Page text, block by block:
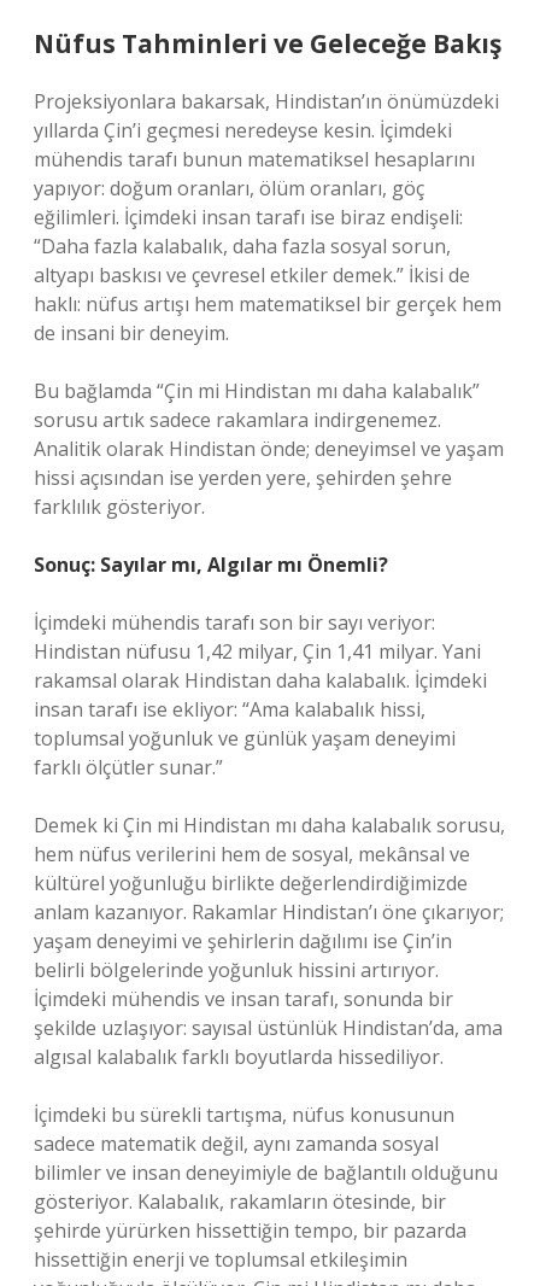
Nüfus Tahminleri ve Geleceğe Bakış
Projeksiyonlara bakarsak, Hindistan’ın önümüzdeki
yıllarda Çin’i geçmesi neredeyse kesin. İçimdeki
mühendis tarafı bunun matematiksel hesaplarını
yapıyor: doğum oranları, ölüm oranları, göç
eğilimleri. İçimdeki insan tarafı ise biraz endişeli:
“Daha fazla kalabalık, daha fazla sosyal sorun,
altyapı baskısı ve çevresel etkiler demek.” İkisi de
haklı: nüfus artışı hem matematiksel bir gerçek hem
de insani bir deneyim.
Bu bağlamda “Çin mi Hindistan mı daha kalabalık”
sorusu artık sadece rakamlara indirgenemez.
Analitik olarak Hindistan önde; deneyimsel ve yaşam
hissi açısından ise yerden yere, şehirden şehre
farklılık gösteriyor.
Sonuç: Sayılar mı, Algılar mı Önemli?
İçimdeki mühendis tarafı son bir sayı veriyor:
Hindistan nüfusu 1,42 milyar, Çin 1,41 milyar. Yani
rakamsal olarak Hindistan daha kalabalık. İçimdeki
insan tarafı ise ekliyor: “Ama kalabalık hissi,
toplumsal yoğunluk ve günlük yaşam deneyimi
farklı ölçütler sunar.”
Demek ki Çin mi Hindistan mı daha kalabalık sorusu,
hem nüfus verilerini hem de sosyal, mekânsal ve
kültürel yoğunluğu birlikte değerlendirdiğimizde
anlam kazanıyor. Rakamlar Hindistan’ı öne çıkarıyor;
yaşam deneyimi ve şehirlerin dağılımı ise Çin’in
belirli bölgelerinde yoğunluk hissini artırıyor.
İçimdeki mühendis ve insan tarafı, sonunda bir
şekilde uzlaşıyor: sayısal üstünlük Hindistan’da, ama
algısal kalabalık farklı boyutlarda hissediliyor.
İçimdeki bu sürekli tartışma, nüfus konusunun
sadece matematik değil, aynı zamanda sosyal
bilimler ve insan deneyimiyle de bağlantılı olduğunu
gösteriyor. Kalabalık, rakamların ötesinde, bir
şehirde yürürken hissettiğin tempo, bir pazarda
hissettiğin enerji ve toplumsal etkileşimin